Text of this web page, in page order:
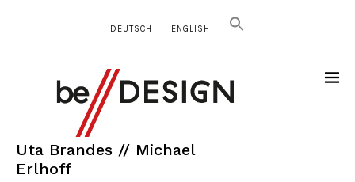
DEUTSCH ENGLISH
Uta Brandes // Michael
Erlhoff